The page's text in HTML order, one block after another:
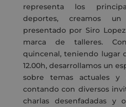
representa los
deportes, creamos un
presentado por Siro
marca de talleres.
quincenal, teniendo lugar
12.00h, desarrollamos un
sobre temas actuales y
contando con diversos
charlas desenfadadas y